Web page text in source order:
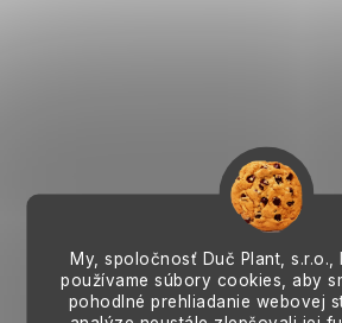
My, spoločnosť Duč Plant, s.r.o.,
používame súbory cookies, aby
pohodlné prehliadanie webovej